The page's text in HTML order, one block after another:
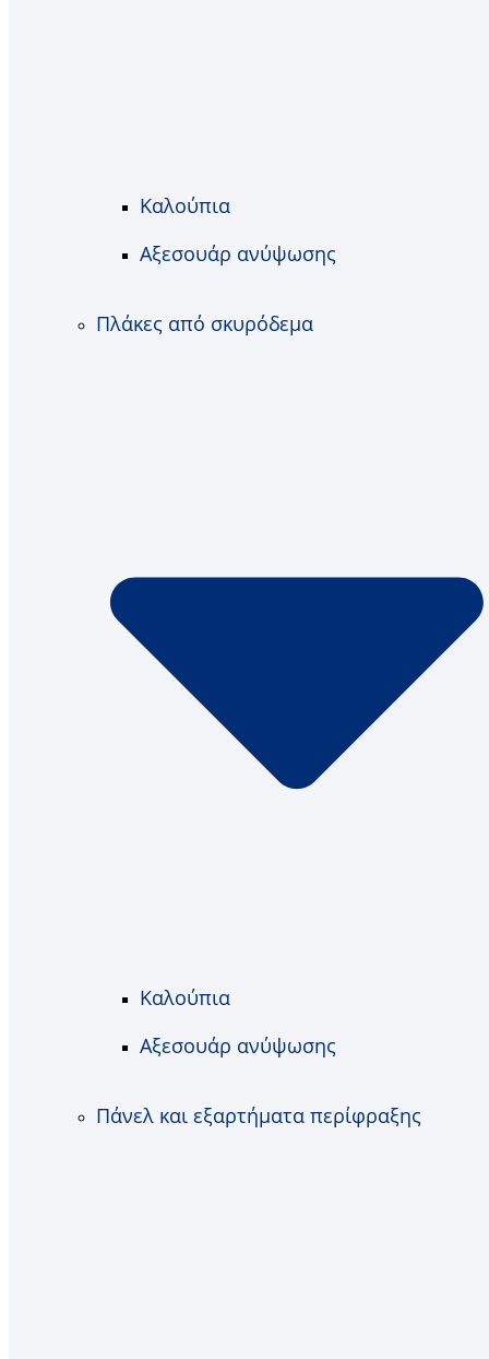
Καλούπια
Αξεσουάρ ανύψωσης
Πλάκες από σκυρόδεμα
Καλούπια
Αξεσουάρ ανύψωσης
Πάνελ και εξαρτήματα περίφραξης